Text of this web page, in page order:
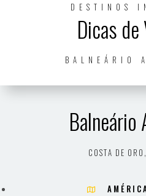
DESTINOS
Dicas
BALNEÁRIO
Balneário
COSTA DE